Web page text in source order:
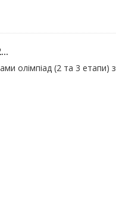
олімпіад (2 та 3 етапи) з